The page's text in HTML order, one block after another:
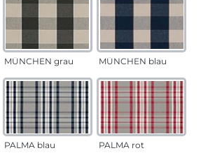
MÜNCHEN grau MÜNCHEN blau
PALMA blau PALMA rot